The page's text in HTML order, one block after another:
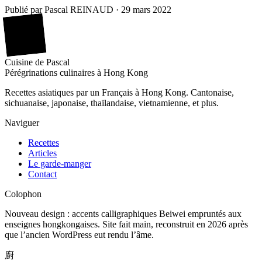
Publié par Pascal REINAUD · 29 mars 2022
Cuisine de Pascal
Pérégrinations culinaires à Hong Kong
Recettes asiatiques par un Français à Hong Kong. Cantonaise,
sichuanaise, japonaise, thaïlandaise, vietnamienne, et plus.
Naviguer
Recettes
Articles
Le garde-manger
Contact
Colophon
Nouveau design : accents calligraphiques Beiwei empruntés aux
enseignes hongkongaises. Site fait main, reconstruit en 2026 après
que l’ancien WordPress eut rendu l’âme.
廚